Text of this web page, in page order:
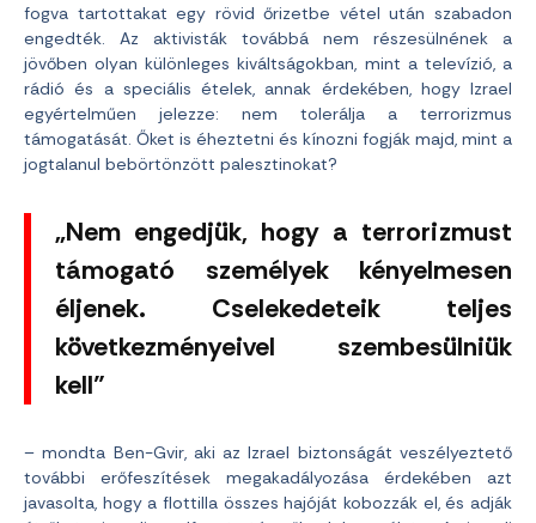
fogva tartottakat egy rövid őrizetbe vétel után szabadon
engedték. Az aktivisták továbbá nem részesülnének a
jövőben olyan különleges kiváltságokban, mint a televízió, a
rádió és a speciális ételek, annak érdekében, hogy Izrael
egyértelműen jelezze: nem tolerálja a terrorizmus
támogatását. Őket is éheztetni és kínozni fogják majd, mint a
jogtalanul bebörtönzött palesztinokat?
„Nem engedjük, hogy a terrorizmust
támogató személyek kényelmesen
éljenek. Cselekedeteik teljes
következményeivel szembesülniük
kell”
– mondta Ben-Gvir, aki az Izrael biztonságát veszélyeztető
további erőfeszítések megakadályozása érdekében azt
javasolta, hogy a flottilla összes hajóját kobozzák el, és adják